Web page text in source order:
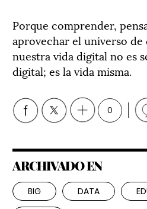
Porque comprender,
aprovechar el universo de
nuestra vida digital no es
digital; es la vida misma.
0
ARCHIVADO EN
BIG DATA